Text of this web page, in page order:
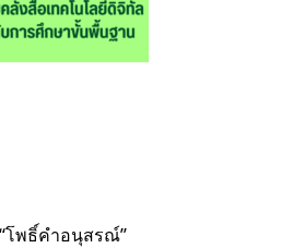
โพธิ์คำอนุสรณ์”